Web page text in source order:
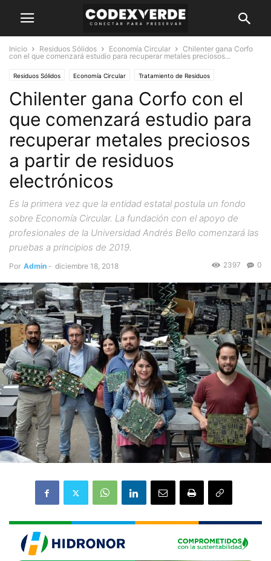
Inicio Residuos Sólidos Economía Circular
Chilenter gana Corfo
con el que comenzará estudio para recuperar metales preciosos...
Residuos Sólidos Economía Circular Tratamiento de Residuos
Chilenter gana Corfo con el
que comenzará estudio para
recuperar metales preciosos
a partir de residuos
electrónicos
Es la primera vez que la entidad estatal postula un fondo
sobre Economía Circular. La fundación con el apoyo de
profesionales de la Universidad Andrés Bello comenzará las
pruebas a principios de 2019.
Por Admin - diciembre 18, 2018 0
2397